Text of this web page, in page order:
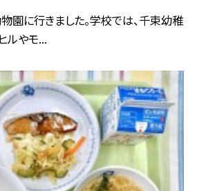
園に行きました。学校では、千束幼稚
ルやモ...